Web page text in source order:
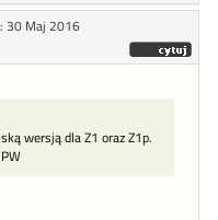
30 Maj 2016
wersją dla Z1 oraz Z1p.